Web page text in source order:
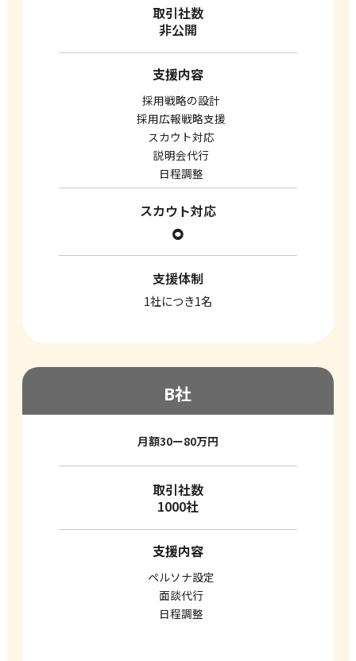
取引社数
非公開
支援内容
採用戦略の設計
採用広報戦略支援
スカウト対応
説明会代行
日程調整
スカウト対応
⚪︎
支援体制
1社につき1名
B社
月額30ー80万円
取引社数
1000社
支援内容
ペルソナ設定
面談代行
日程調整